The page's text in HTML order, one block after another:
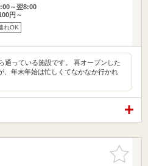
～翌8:00
円～
れOK
通っている施設です。 再オープンした
、年末年始は忙しくてなかなか行かれ
お気に入
りに追加